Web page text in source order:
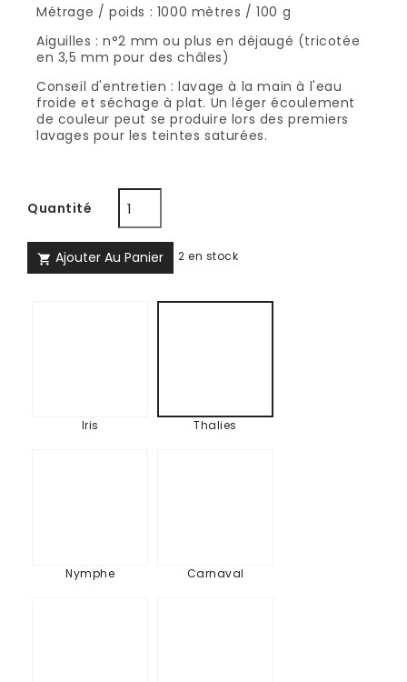
Métrage / poids : 1000 mètres / 100 g
Aiguilles : n°2 mm ou plus en déjaugé (tricotée
en 3,5 mm pour des châles)
Conseil d'entretien : lavage à la main à l'eau
froide et séchage à plat. Un léger écoulement
de couleur peut se produire lors des premiers
lavages pour les teintes saturées.
Quantité
 Ajouter Au Panier 2 en stock
Iris
Thalies
Nymphe
Carnaval